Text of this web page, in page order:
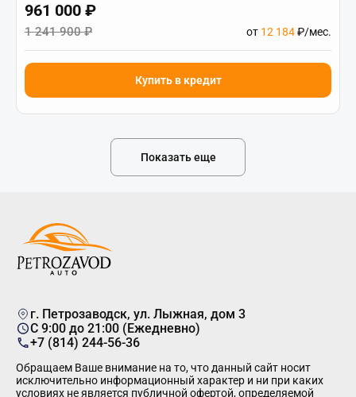
961 000 ₽
1 241 900 ₽ от 12 184₽/мес.
Купить в кредит
Показать еще
г. Петрозаводск, ул. Лыжная, дом 3
C 9:00 до 21:00 (Ежедневно)
+7 (814) 244-56-36
Обращаем Ваше внимание на то, что данный сайт носит
исключительно информационный характер и ни при каких
условиях не является публичной офертой, определяемой